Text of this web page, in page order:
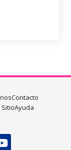
Contacto
Ayuda
X